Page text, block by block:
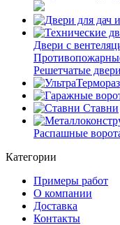
Двери с
Решетчатые двери
Ставни
Распашные
Категории
Примеры работ
О компании
Доставка
Контакты